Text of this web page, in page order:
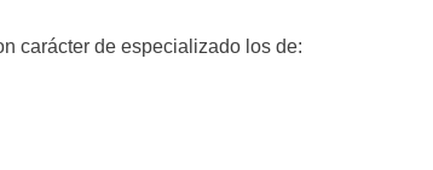
carácter de especializado los de: